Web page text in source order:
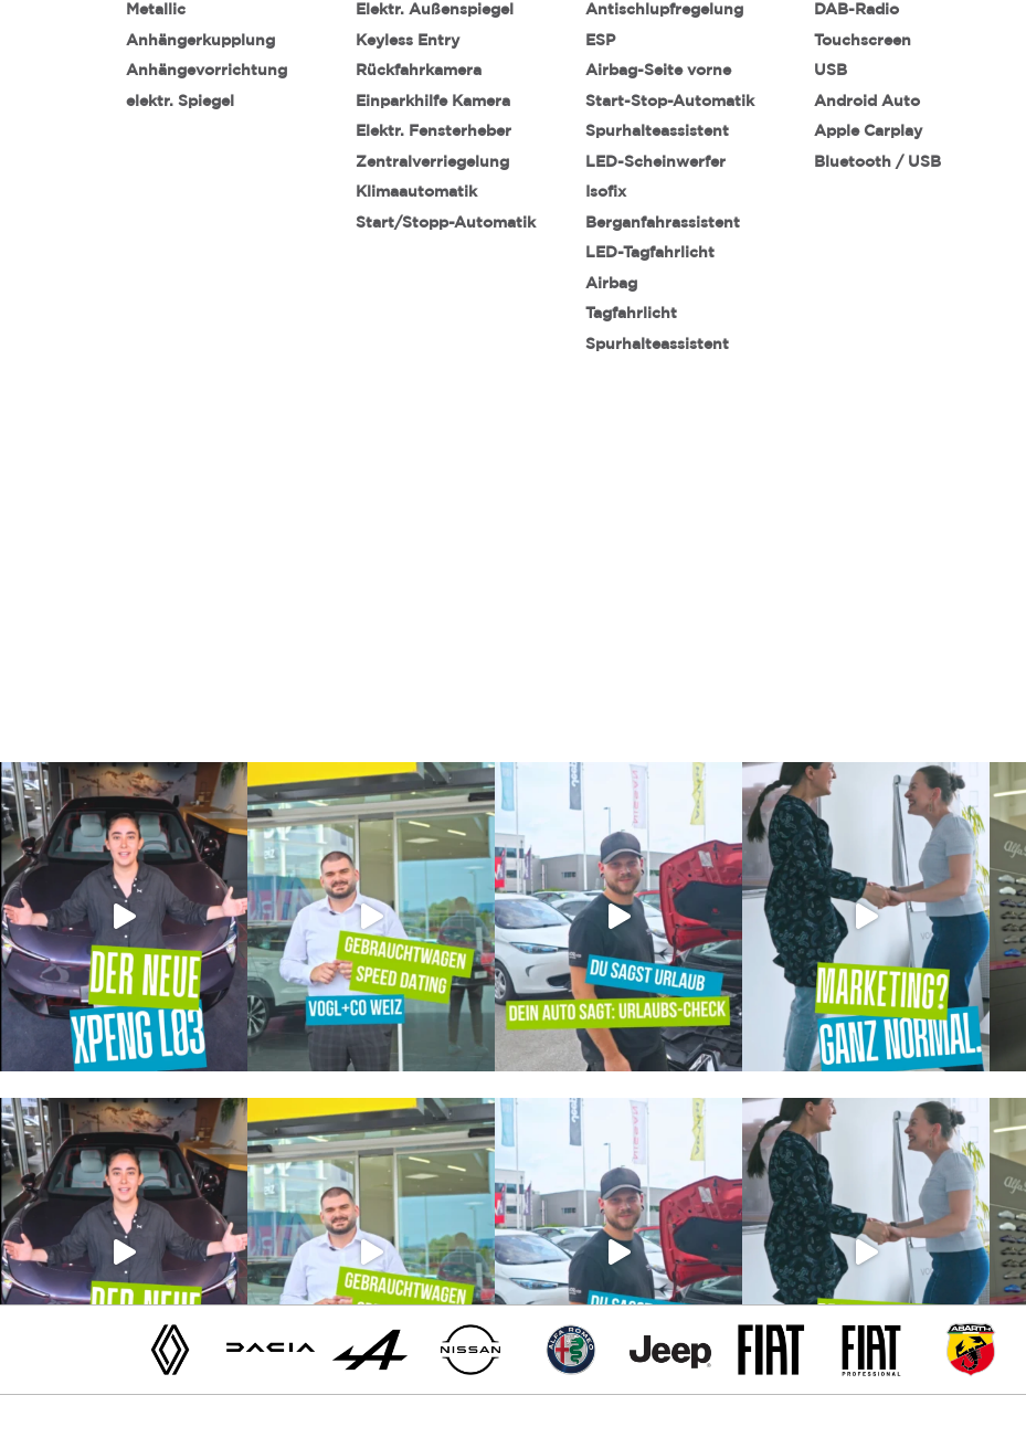
Metallic
Anhängerkupplung
Anhängevorrichtung
elektr. Spiegel
Elektr. Außenspiegel
Keyless Entry
Rückfahrkamera
Einparkhilfe Kamera
Elektr. Fensterheber
Zentralverriegelung
Klimaautomatik
Start/Stopp-Automatik
Antischlupfregelung
ESP
Airbag-Seite vorne
Start-Stop-Automatik
Spurhalteassistent
LED-Scheinwerfer
Isofix
Berganfahrassistent
LED-Tagfahrlicht
Airbag
Tagfahrlicht
Spurhalteassistent
DAB-Radio
Touchscreen
USB
Android Auto
Apple Carplay
Bluetooth / USB
Renault Nissan Alfa Romeo Fiat Fiat Professional
Abarth